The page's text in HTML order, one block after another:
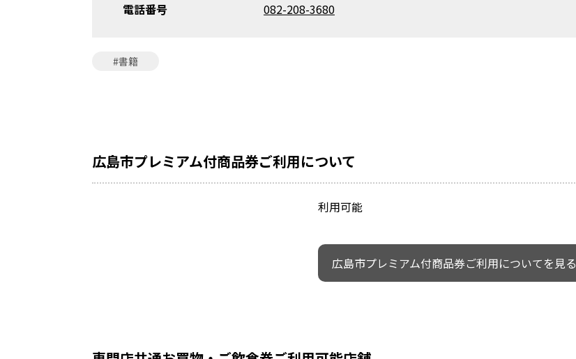
電話番号
082-208-3680
#書籍
広島市プレミアム付商品券ご利用について
利用可能
広島市プレミアム付商品券ご利用についてを見る